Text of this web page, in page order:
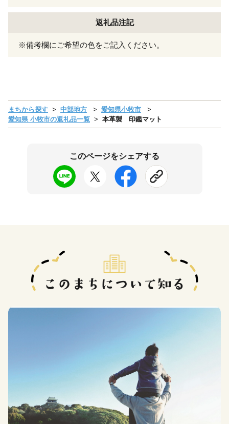
返礼品注記
※備考欄にご希望の色をご記入ください。
まちから探す 中部地方
愛知県小牧市
愛知県 小牧市の返礼品一覧
本革製 印鑑マット
このページをシェアする